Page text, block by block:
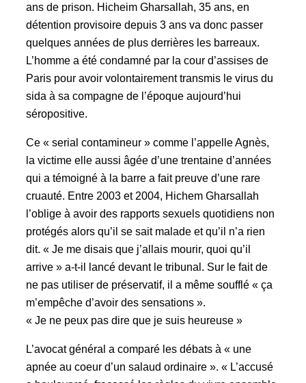
ans de prison. Hicheim Gharsallah, 35 ans, en
détention provisoire depuis 3 ans va donc passer
quelques années de plus derrières les barreaux.
L’homme a été condamné par la cour d’assises de
Paris pour avoir volontairement transmis le virus du
sida à sa compagne de l’époque aujourd’hui
séropositive.
Ce « serial contamineur » comme l’appelle Agnès,
la victime elle aussi âgée d’une trentaine d’années
qui a témoigné à la barre a fait preuve d’une rare
cruauté. Entre 2003 et 2004, Hichem Gharsallah
l’oblige à avoir des rapports sexuels quotidiens non
protégés alors qu’il se sait malade et qu’il n’a rien
dit. « Je me disais que j’allais mourir, quoi qu’il
arrive » a-t-il lancé devant le tribunal. Sur le fait de
ne pas utiliser de préservatif, il a même soufflé « ça
m’empêche d’avoir des sensations ».
« Je ne peux pas dire que je suis heureuse »
L’avocat général a comparé les débats à « une
apnée au coeur d’un salaud ordinaire ». « L’accusé